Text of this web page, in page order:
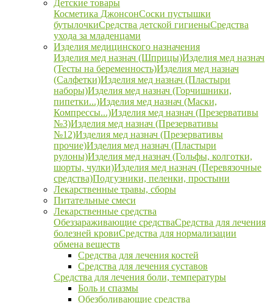
Детские товары
Косметика ДжонсонСоски пустышки
бутылочкиСредства детской гигиеныСредства
ухода за младенцами
Изделия медицинского назначения
Изделия мед назнач (Шприцы)Изделия мед назнач
(Тесты на беременность)Изделия мед назнач
(Салфетки)Изделия мед назнач (Пластыри
наборы)Изделия мед назнач (Горчишники,
пипетки...)Изделия мед назнач (Маски,
Компрессы...)Изделия мед назнач (Презервативы
№3)Изделия мед назнач (Презервативы
№12)Изделия мед назнач (Презервативы
прочие)Изделия мед назнач (Пластыри
рулоны)Изделия мед назнач (Гольфы, колготки,
шорты, чулки)Изделия мед назнач (Перевязочные
средства)Подгузники, пеленки, простыни
Лекарственные травы, сборы
Питательные смеси
Лекарственные средства
Обеззараживающие средстваСредства для лечения
болезней кровиСредства для нормализации
обмена веществ
Средства для лечения костей
Средства для лечения суставов
Средства для лечения боли, температуры
Боль и спазмы
Обезболивающие средства